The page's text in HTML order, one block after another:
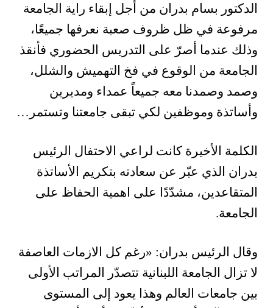
الدكتور بسام بدران من أجل إبقاء راية الجامعة
مرفوعة في ظل ظروف صعبة نعرفها جميعًا،
وذلك عندما أصرّ على التدريس الحضوري فأنقذ
الجامعة من الوقوع في فخ التهميش والشلل،
وصمد وصمدنا معه جميعاً عمداء ومديرين
وأساتذة وموظفين لكي تبقى جامعتنا وتستمر…
الكلمة الأخيرة كانت لراعي الاحتفال الرئيس
بدران الذي عبّر عن سعادته بتكريم الأساتذة
المتقاعدين، مشدّدًا على اهمية الحفاظ على
الجامعة.
وقال الرئيس بدران: «رغم كل الازمات العاصفة
لا تزال الجامعة اللبنانية تتصدّر المراتب الأولى
بين جامعات العالم وهذا يعود إلى المستوى